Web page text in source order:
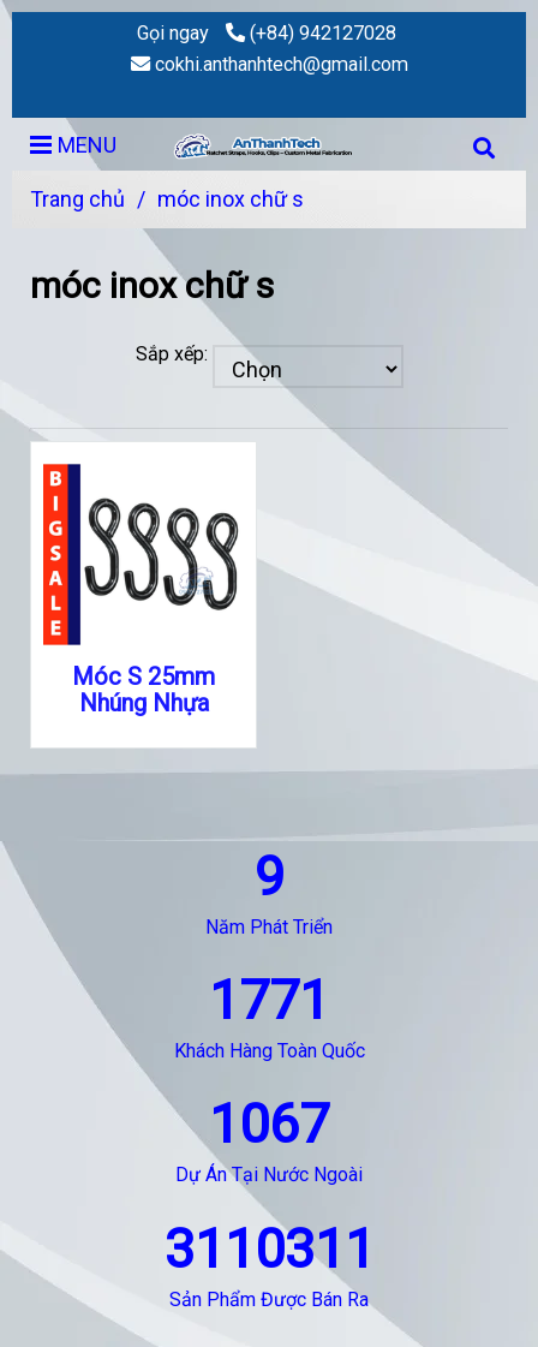
Gọi ngay
(+84) 942127028
cokhi.anthanhtech@gmail.com
MENU
Trang chủ / móc inox chữ s
móc inox chữ s
Sắp xếp:
Móc S 25mm
Nhúng Nhựa
9
Năm Phát Triển
1771
Khách Hàng Toàn Quốc
1067
Dự Án Tại Nước Ngoài
3110311
Sản Phẩm Được Bán Ra